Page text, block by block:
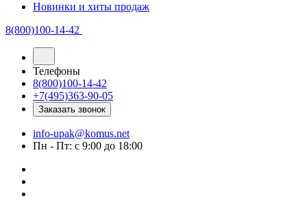
Новинки и хиты продаж
8(800)100-14-42
Телефоны
8(800)100-14-42
+7(495)363-90-05
Заказать звонок
info-upak@komus.net
Пн - Пт: с 9:00 до 18:00